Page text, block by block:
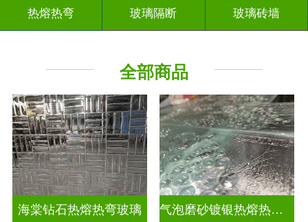
热熔热弯 玻璃隔断 玻璃砖墙
全部商品
海棠钻石热熔热弯玻璃 气泡磨砂镀银热熔热弯玻璃